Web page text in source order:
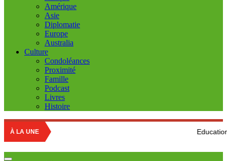
Amérique
Asie
Diplomatie
Europe
Australia
Culture
Condoléances
Proximité
Famille
Podcast
Livres
Histoire
À LA UNE Education nationale :